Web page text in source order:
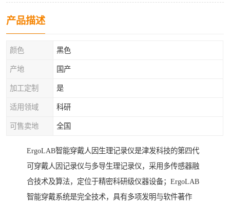
产品描述
颜色 黑色
产地 国产
加工定制 是
适用领域 科研
可售卖地 全国
ErgoLAB智能穿戴人因生理记录仪是津发科技的第四代
可穿戴人因记录仪与多导生理记录仪，采用多传感器融
合技术及算法，定位于精密科研级仪器设备；ErgoLAB
智能穿戴系统是完全技术，具有多项发明与软件著作